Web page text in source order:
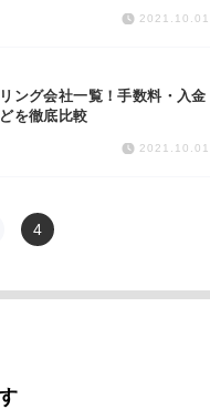
2021.10.01
ング会社一覧！手数料・入金
を徹底比較
2021.10.01
4